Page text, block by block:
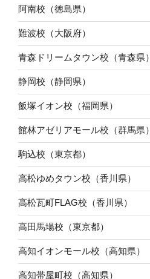
阿南校（徳島県）
難波校（大阪府）
青森ドリームタウン校（青森県）
静岡校（静岡県）
飯塚イオン校（福岡県）
館林アゼリアモール校（群馬県）
駒込校（東京都）
高松ゆめタウン校（香川県）
高松瓦町FLAG校（香川県）
高田馬場校（東京都）
高知イオンモール校（高知県）
高知帯屋町校（高知県）